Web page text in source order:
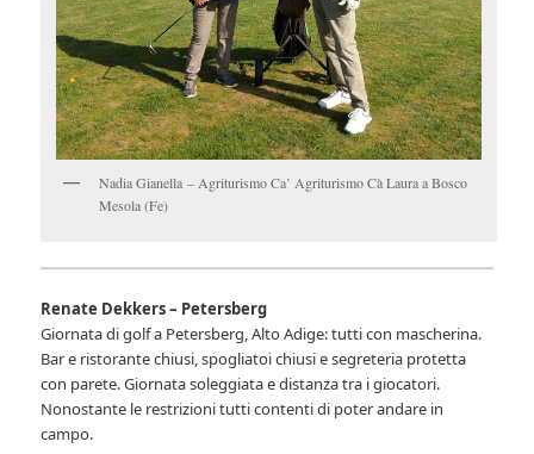
Nadia Gianella – Agriturismo Ca’ Agriturismo Cà Laura a Bosco
Mesola (Fe)
Renate Dekkers – Petersberg
Giornata di golf a Petersberg, Alto Adige: tutti con mascherina.
Bar e ristorante chiusi, spogliatoi chiusi e segreteria protetta
con parete. Giornata soleggiata e distanza tra i giocatori.
Nonostante le restrizioni tutti contenti di poter andare in
campo.